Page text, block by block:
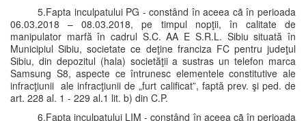
5.Fapta inculpatului PG - constând în aceea cã în perioada
06.03.2018 – 08.03.2018, pe timpul nopţii, în calitate de
manipulator marfă în cadrul S.C. AA E S.R.L. Sibiu situată în
Municipiul Sibiu, societate ce deţine franciza FC pentru judeţul
Sibiu, din depozitul (hala) societăţii a sustras un telefon marca
Samsung S8, aspecte ce întrunesc elementele constitutive ale
infracţiunii ale infracţiunii de „furt calificat”, faptă prev. şi ped. de
art. 228 al. 1 - 229 al.1 lit. b) din C.P.
6.Fapta inculpatului LIM - constând în aceea cã în perioada